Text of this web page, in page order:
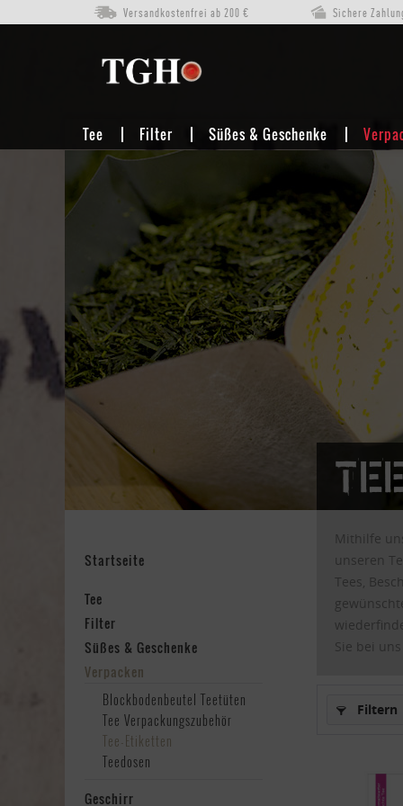
Versandkostenfrei ab 200 € Sichere
Tee Filter Süßes & Geschenke
VERPACKEN TEE-ETIKETTEN
Startseite
Tee
Filter
Süßes & Geschenke
Verpacken
Blockbodenbeutel Teetüten
Tee Verpackungszubehör
Tee-Etiketten
Teedosen
Geschirr
Mithilfe
unseren
Tees,
Sie bei
Filtern